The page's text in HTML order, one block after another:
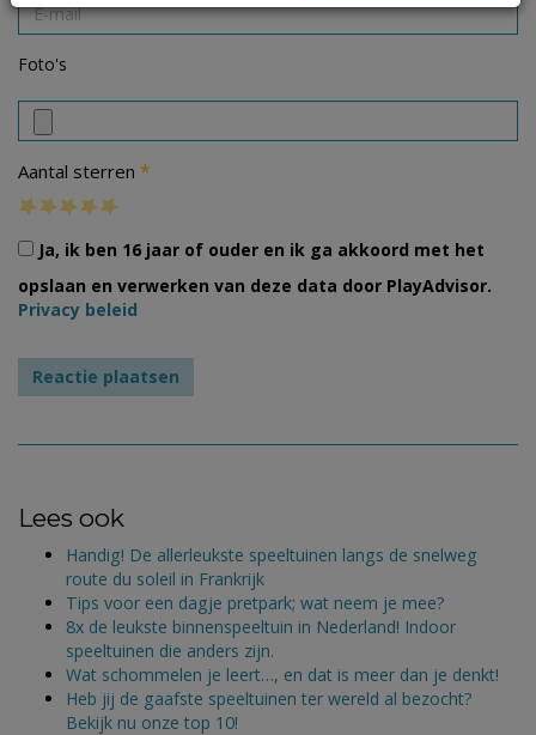
Foto's
Aantal sterren *
Ja, ik ben 16 jaar of ouder en ik ga akkoord met het
opslaan en verwerken van deze data door PlayAdvisor.
Privacy beleid
Lees ook
Handig! De allerleukste speeltuinen langs de snelweg
route du soleil in Frankrijk
Tips voor een dagje pretpark; wat neem je mee?
8x de leukste binnenspeeltuin in Nederland! Indoor
speeltuinen die anders zijn.
Wat schommelen je leert…, en dat is meer dan je denkt!
Heb jij de gaafste speeltuinen ter wereld al bezocht?
Bekijk nu onze top 10!